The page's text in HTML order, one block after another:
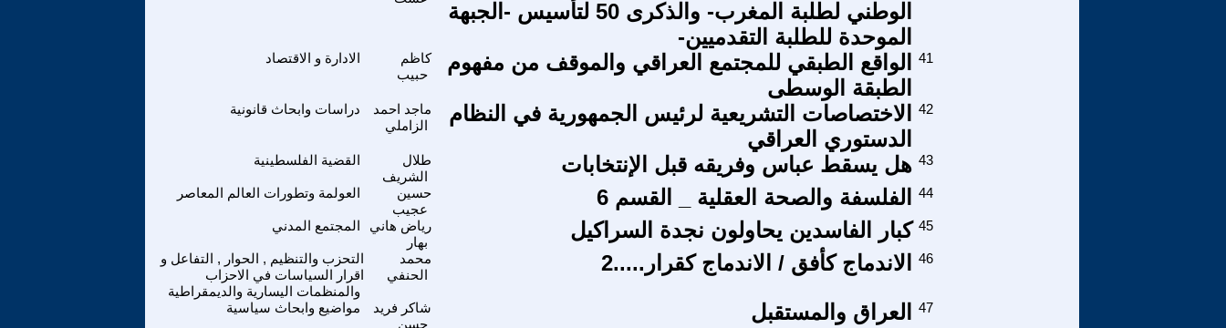
الوطني لطلبة المغرب- والذكرى 50 لتأسيس -الجبهة
الموحدة للطلبة التقدميين-
الادارة و الاقتصاد
كاظم
حبيب
الواقع الطبقي للمجتمع العراقي والموقف من مفهوم
الطبقة الوسطى
41
دراسات وابحاث قانونية
ماجد احمد
الزاملي
الاختصاصات التشريعية لرئيس الجمهورية في النظام
الدستوري العراقي
42
القضية الفلسطينية
طلال
الشريف
هل يسقط عباس وفريقه قبل الإنتخابات 43
العولمة وتطورات العالم المعاصر
حسين
عجيب
الفلسفة والصحة العقلية _ القسم 6 44
المجتمع المدني
رياض هاني
بهار
كبار الفاسدين يحاولون نجدة السراكيل 45
التحزب والتنظيم , الحوار , التفاعل و
اقرار السياسات في الاحزاب
والمنظمات اليسارية والديمقراطية
محمد
الحنفي
الاندماج كأفق / الاندماج كقرار.....2 46
مواضيع وابحاث سياسية
شاكر فريد
حسن
العراق والمستقبل 47